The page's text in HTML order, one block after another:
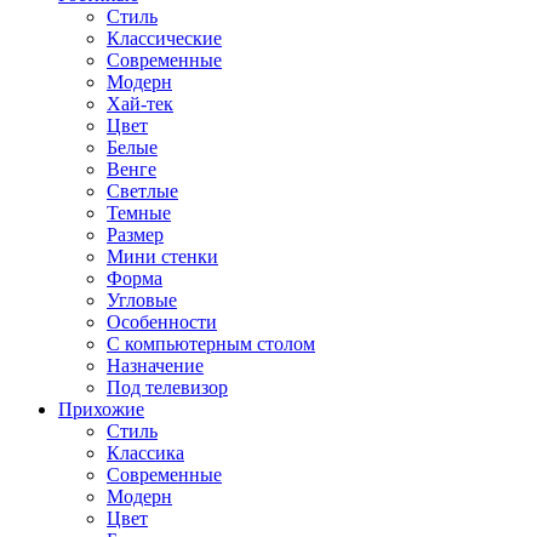
Стиль
Классические
Современные
Модерн
Хай-тек
Цвет
Белые
Венге
Светлые
Темные
Размер
Мини стенки
Форма
Угловые
Особенности
С компьютерным столом
Назначение
Под телевизор
Прихожие
Стиль
Классика
Современные
Модерн
Цвет